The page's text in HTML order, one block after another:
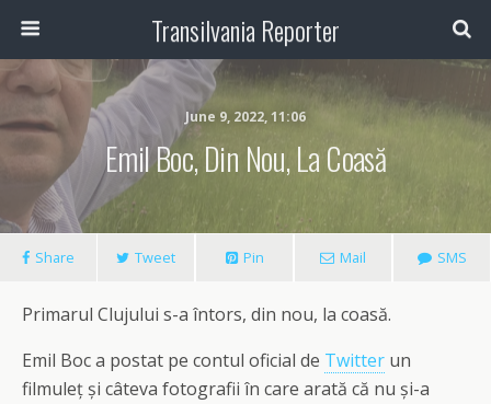
Transilvania Reporter
June 9, 2022, 11:06
Emil Boc, Din Nou, La Coasă
Share Tweet Pin Mail SMS
Primarul Clujului s-a întors, din nou, la coasă.
Emil Boc a postat pe contul oficial de Twitter un
filmuleț și câteva fotografii în care arată că nu și-a